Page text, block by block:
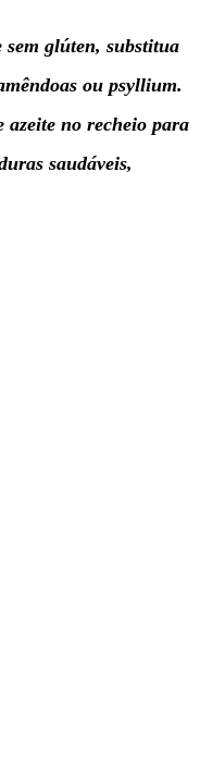
glúten, substitua
ou psyllium.
azeite no recheio para
saudáveis,